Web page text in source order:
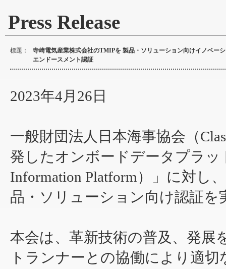
Press Release
標題：
寺崎電気産業株式会社のTMIPを 製品・ソリューション向けイノベー
エンドースメント認証
2023年4月26日
一般財団法人日本海事協会（
発したオンボードデータプラッ
Information Platform）」に対し
品・ソリューション向け認証
本会は、革新技術の普及、発展
トランナーとの協働により適